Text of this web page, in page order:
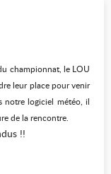
championnat, le LOU
leur place pour venir
notre logiciel météo, il
de la rencontre.
!!